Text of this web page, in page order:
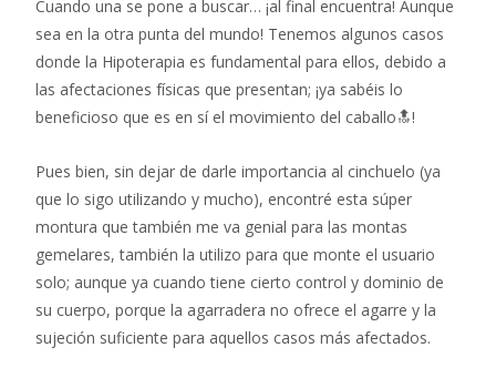
e
b
o
o
k
itt
er
at
s
A
p
p
Cuando una se pone a buscar… ¡al final encuentra! Aunque
sea en la otra punta del mundo! Tenemos algunos casos
donde la Hipoterapia es fundamental para ellos, debido a
las afectaciones físicas que presentan; ¡ya sabéis lo
beneficioso que es en sí el movimiento del caballo🔝!
Pues bien, sin dejar de darle importancia al cinchuelo (ya
que lo sigo utilizando y mucho), encontré esta súper
montura que también me va genial para las montas
gemelares, también la utilizo para que monte el usuario
solo; aunque ya cuando tiene cierto control y dominio de
su cuerpo, porque la agarradera no ofrece el agarre y la
sujeción suficiente para aquellos casos más afectados.